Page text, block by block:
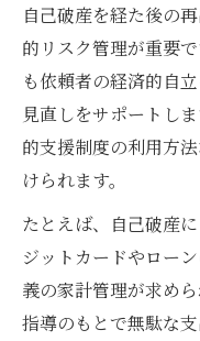
自己破産を経た後の
的リスク管理が重要
も依頼者の経済的自
見直しをサポートし
的支援制度の利用方
けられます。
たとえば、自己破産
ジットカードやロー
義の家計管理が求め
指導のもとで無駄な